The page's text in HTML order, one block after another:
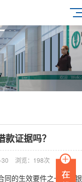
证据吗？
30 浏览：198次
同的生效要件之一：以银